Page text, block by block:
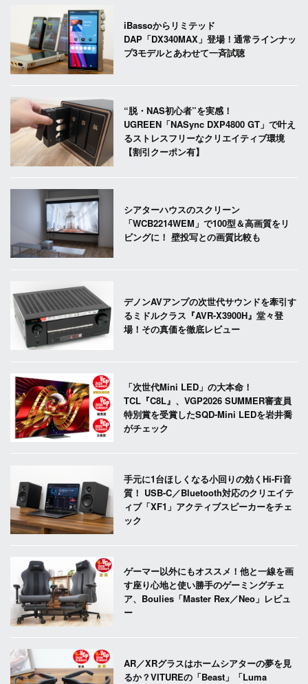
iBassoからリミテッド
DAP「DX340MAX」登場！通常ラインナッ
プ3モデルとあわせて一斉試聴
“脱・NAS初心者”を実感！
UGREEN「NASync DXP4800 GT」で叶え
るストレスフリーなクリエイティブ環境
【割引クーポン有】
シアターハウスのスクリーン
「WCB2214WEM」で100型＆高画質をリ
ビングに！ 壁投写との画質比較も
デノンAVアンプの次世代サウンドを牽引す
るミドルクラス『AVR-X3900H』堂々登
場！その真価を徹底レビュー
「次世代Mini LED」の大本命！
TCL『C8L』、VGP2026 SUMMER審査員
特別賞を受賞したSQD-Mini LEDを岩井喬
がチェック
手元に1台ほしくなる小回りの効くHi-Fi音
質！ USB-C／Bluetooth対応のクリエイテ
ィブ「XF1」アクティブスピーカーをチェ
ック
ゲーマー以外にもオススメ！他と一線を画
す座り心地と使い勝手のゲーミングチェ
ア、Boulies「Master Rex／Neo」レビュ
ー
AR／XRグラスはホームシアターの夢を見
るか？VITUREの「Beast」「Luma